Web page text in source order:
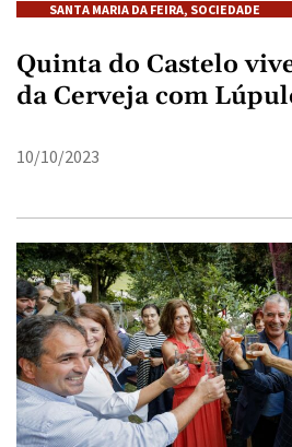
SANTA MARIA DA FEIRA, SOCIEDADE
Quinta do Castelo
da Cerveja com
10/10/2023